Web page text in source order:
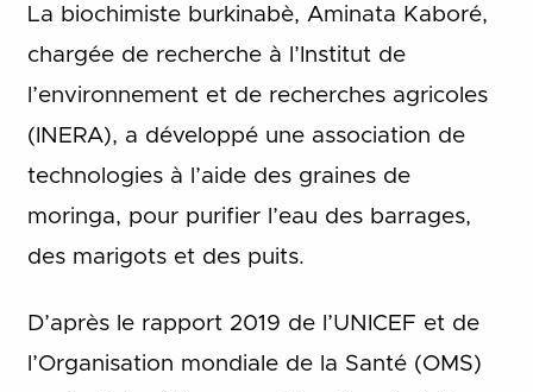
La biochimiste burkinabè, Aminata Kaboré,
chargée de recherche à l’Institut de
l’environnement et de recherches agricoles
(INERA), a développé une association de
technologies à l’aide des graines de
moringa, pour purifier l’eau des barrages,
des marigots et des puits.
D’après le rapport 2019 de l’UNICEF et de
l’Organisation mondiale de la Santé (OMS)